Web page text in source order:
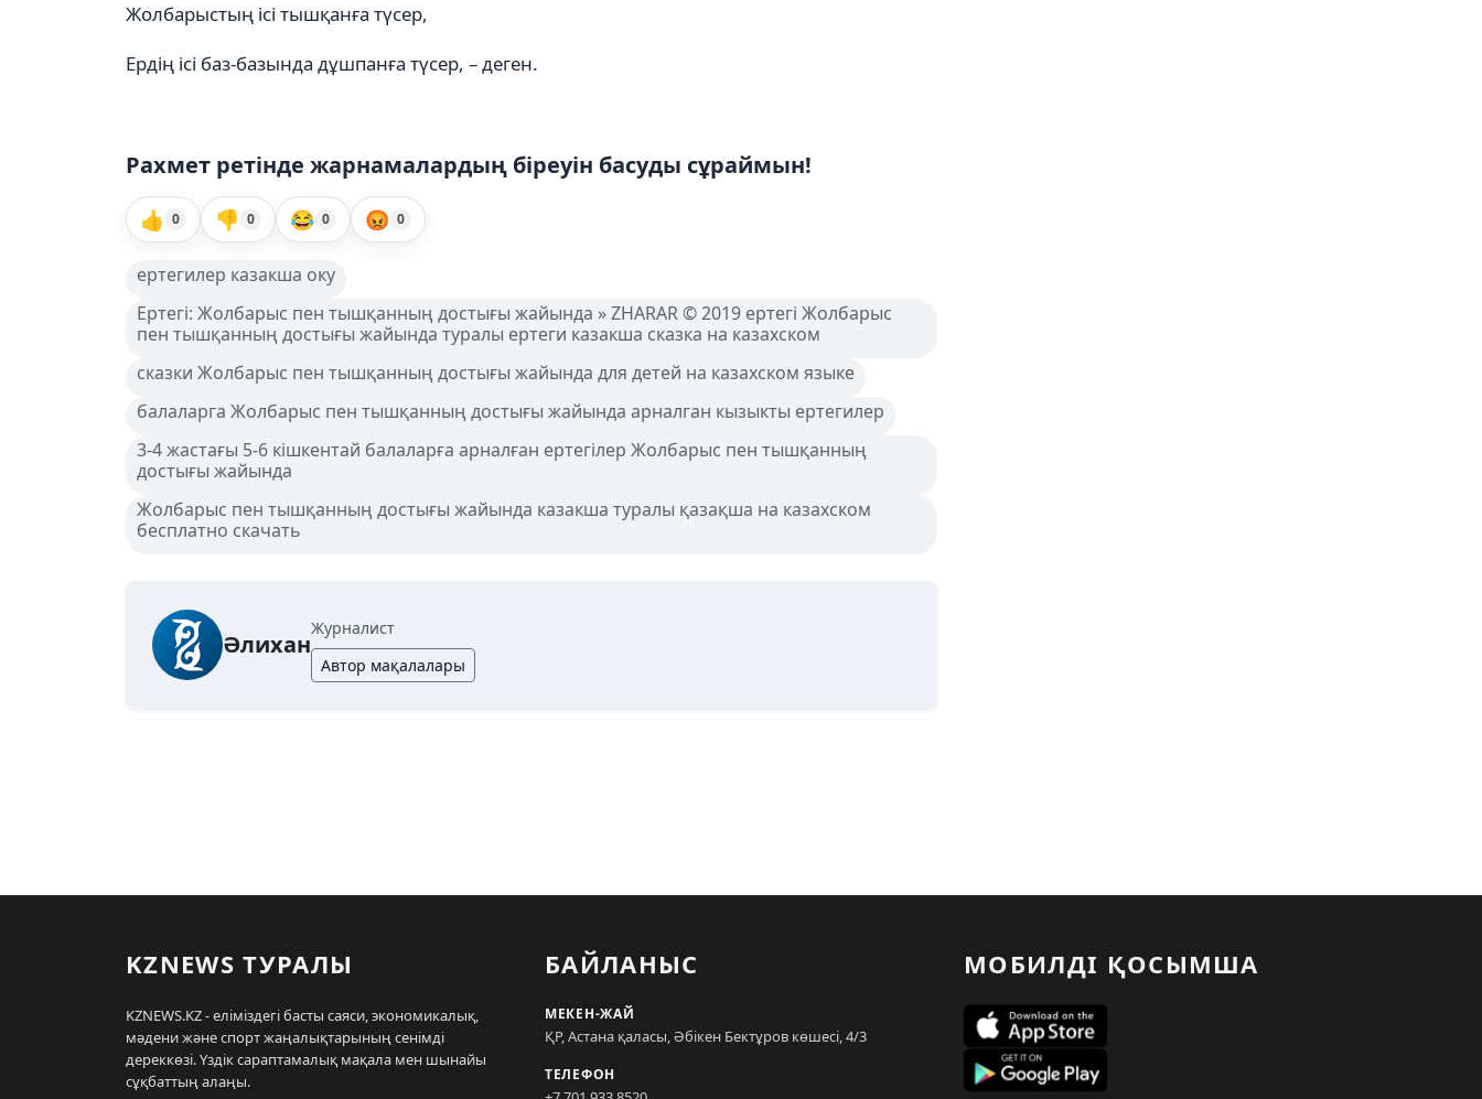
Жолбарыстың ісі тышқанға түсер,
Ердің ісі баз-базында дұшпанға түсер, – деген.
Рахмет ретінде жарнамалардың біреуін басуды сұраймын!
👍 0 👎 0 😂 0 😡 0
ертегилер казакша оку
Ертегі: Жолбарыс пен тышқанның достығы жайында » ZHARAR © 2019 ертегі Жолбарыс
пен тышқанның достығы жайында туралы ертеги казакша сказка на казахском
сказки Жолбарыс пен тышқанның достығы жайында для детей на казахском языке
балаларга Жолбарыс пен тышқанның достығы жайында арналган кызыкты ертегилер
3-4 жастағы 5-6 кішкентай балаларға арналған ертегілер Жолбарыс пен тышқанның
достығы жайында
Жолбарыс пен тышқанның достығы жайында казакша туралы қазақша на казахском
бесплатно скачать
Әлихан
Журналист
Автор мақалалары
KZNEWS ТУРАЛЫ
KZNEWS.KZ - еліміздегі басты саяси, экономикалық,
мәдени және спорт жаңалықтарының сенімді
дереккөзі. Үздік сараптамалық мақала мен шынайы
сұқбаттың алаңы.
БАЙЛАНЫС
МЕКЕН-ЖАЙ
ҚР, Астана қаласы, Әбікен Бектұров көшесі, 4/3
ТЕЛЕФОН
МОБИЛДІ ҚОСЫМША